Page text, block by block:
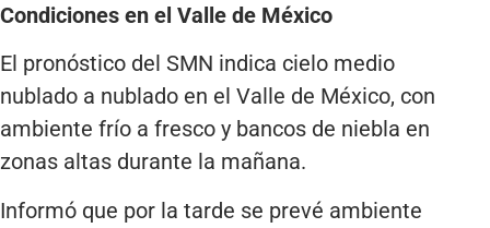
Condiciones en el Valle de México
El pronóstico del SMN indica cielo medio
nublado a nublado en el Valle de México, con
ambiente frío a fresco y bancos de niebla en
zonas altas durante la mañana.
Informó que por la tarde se prevé ambiente